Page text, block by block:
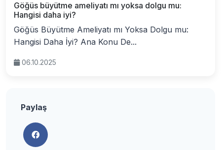
Göğüs büyütme ameliyatı mı yoksa dolgu mu:
Hangisi daha iyi?
Göğüs Büyütme Ameliyatı mı Yoksa Dolgu mu:
Hangisi Daha İyi? Ana Konu De...
06.10.2025
Paylaş